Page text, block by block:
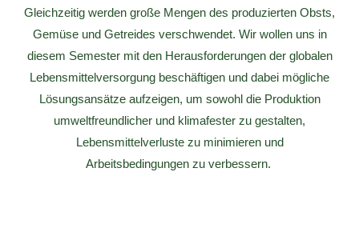
Gleichzeitig werden große Mengen des produzierten Obsts,
Gemüse und Getreides verschwendet. Wir wollen uns in
diesem Semester mit den Herausforderungen der globalen
Lebensmittelversorgung beschäftigen und dabei mögliche
Lösungsansätze aufzeigen, um sowohl die Produktion
umweltfreundlicher und klimafester zu gestalten,
Lebensmittelverluste zu minimieren und
Arbeitsbedingungen zu verbessern.